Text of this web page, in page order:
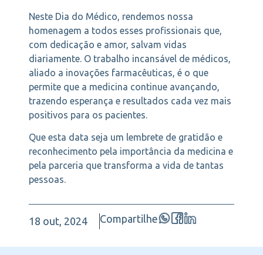
Neste Dia do Médico, rendemos nossa
homenagem a todos esses profissionais que,
com dedicação e amor, salvam vidas
diariamente. O trabalho incansável de médicos,
aliado a inovações farmacêuticas, é o que
permite que a medicina continue avançando,
trazendo esperança e resultados cada vez mais
positivos para os pacientes.
Que esta data seja um lembrete de gratidão e
reconhecimento pela importância da medicina e
pela parceria que transforma a vida de tantas
pessoas.
18 out, 2024 Compartilhe